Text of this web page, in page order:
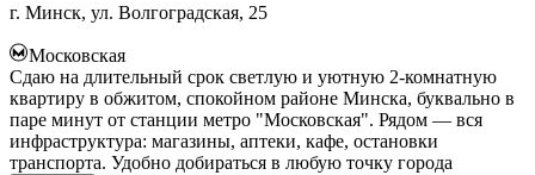
г. Минск, ул. Волгоградская, 25
Московская
Сдаю на длительный срок светлую и уютную 2-комнатную
квартиру в обжитом, спокойном районе Минска, буквально в
паре минут от станции метро "Московская". Рядом — вся
инфраструктура: магазины, аптеки, кафе, остановки
транспорта. Удобно добираться в любую точку города